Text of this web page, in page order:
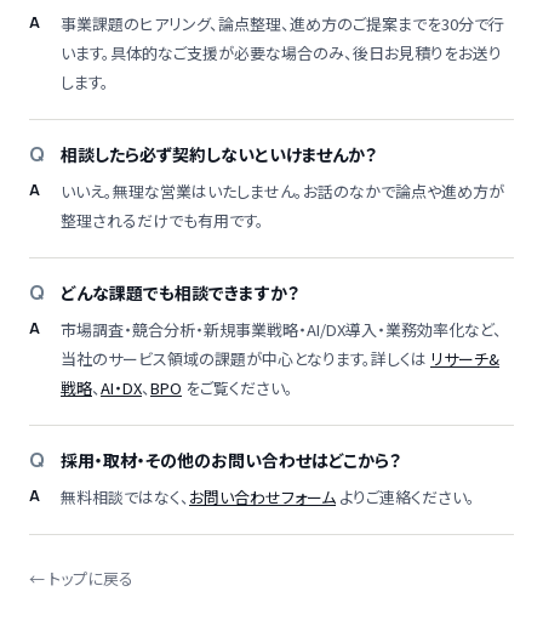
事業課題のヒアリング、論点整理、進め方のご提案までを30分で行
います。具体的なご支援が必要な場合のみ、後日お見積りをお送り
します。
相談したら必ず契約しないといけませんか？
いいえ。無理な営業はいたしません。お話のなかで論点や進め方が
整理されるだけでも有用です。
どんな課題でも相談できますか？
市場調査・競合分析・新規事業戦略・AI/DX導入・業務効率化など、
当社のサービス領域の課題が中心となります。詳しくは リサーチ&
戦略、AI・DX、BPO をご覧ください。
採用・取材・その他のお問い合わせはどこから？
無料相談ではなく、 お問い合わせフォーム よりご連絡ください。
← トップに戻る